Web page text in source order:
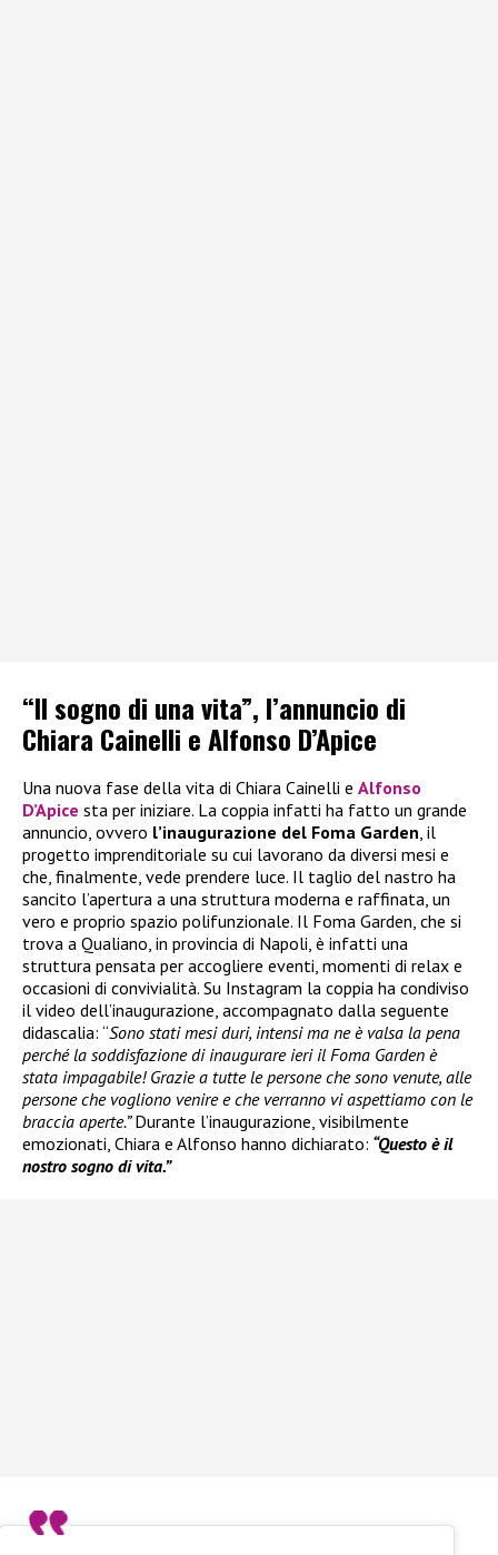
“Il sogno di una vita”, l’annuncio di
Chiara Cainelli e Alfonso D’Apice
Una nuova fase della vita di Chiara Cainelli e Alfonso
D’Apice sta per iniziare. La coppia infatti ha fatto un grande
annuncio, ovvero l’inaugurazione del Foma Garden , il
progetto imprenditoriale su cui lavorano da diversi mesi e
che, finalmente, vede prendere luce. Il taglio del nastro ha
sancito l’apertura a una struttura moderna e raffinata, un
vero e proprio spazio polifunzionale. Il Foma Garden, che si
trova a Qualiano, in provincia di Napoli, è infatti una
struttura pensata per accogliere eventi, momenti di relax e
occasioni di convivialità. Su Instagram la coppia ha condiviso
il video dell’inaugurazione, accompagnato dalla seguente
didascalia: “Sono stati mesi duri, intensi ma ne è valsa la pena
perché la soddisfazione di inaugurare ieri il Foma Garden è
stata impagabile! Grazie a tutte le persone che sono venute, alle
persone che vogliono venire e che verranno vi aspettiamo con le
braccia aperte.”Durante l’inaugurazione, visibilmente
emozionati, Chiara e Alfonso hanno dichiarato: “Questo è il
nostro sogno di vita.”